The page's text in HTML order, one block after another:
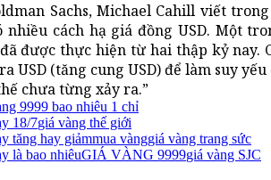
Sachs, Michael Cahill viết
nhiều cách hạ giá đồng USD. Một
được thực hiện từ hai thập kỷ nay.
USD (tăng cung USD) để làm suy
chưa từng xảy ra.”
9999 bao nhiêu 1 chỉ
18/7giá vàng thế giới
tăng hay giảmmua vànggiá vàng trang sức
là bao nhiêuGIÁ VÀNG 9999giá vàng SJC